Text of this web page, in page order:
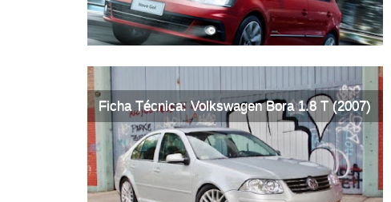
Ficha Técnica: Volkswagen Bora 1.8 T (2007)